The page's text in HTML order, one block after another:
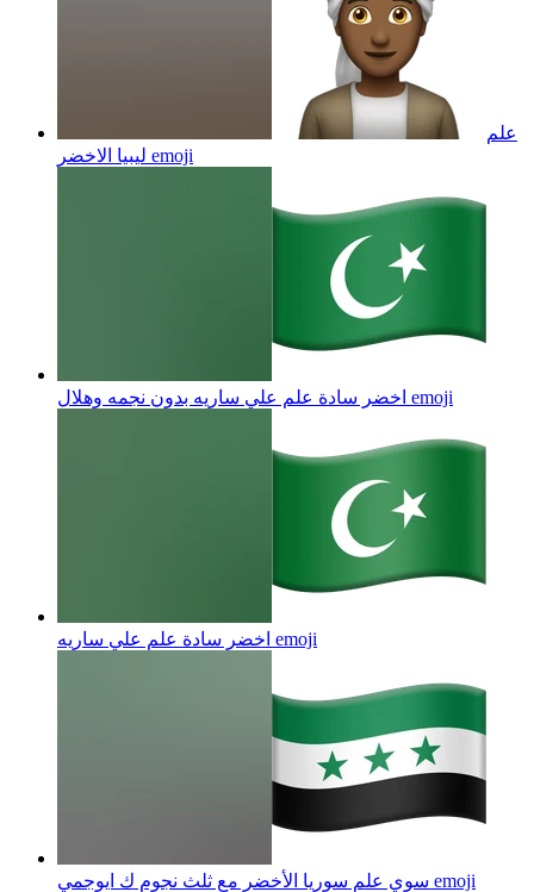
علم
ليبيا الاخضر emoji
اخضر سادة علم علي ساريه بدون نجمه وهلال emoji
اخضر سادة علم علي ساريه emoji
سوي علم سوريا الأخضر مع ثلث نجوم ك ايوجمي emoji